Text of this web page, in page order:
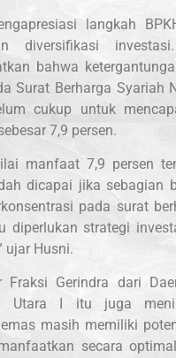
langkah
diversifikasi
bahwa
Surat Berharga Syariah
cukup untuk
7,9 persen.
manfaat 7,9 persen
dicapai jika sebagian
pada surat
diperlukan strategi
ujar Husni.
Fraksi Gerindra dari
Utara I itu juga
masih memiliki
secara